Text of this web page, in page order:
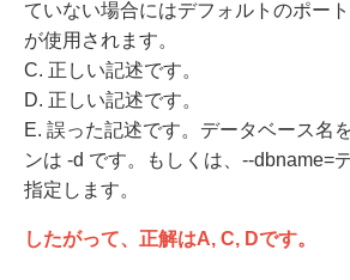
ていない場合にはデフォルトのポー
が使用されます。
C. 正しい記述です。
D. 正しい記述です。
E. 誤った記述です。データベース名
ンは -d です。もしくは、--dbname=
指定します。
したがって、正解はA, C, Dです。